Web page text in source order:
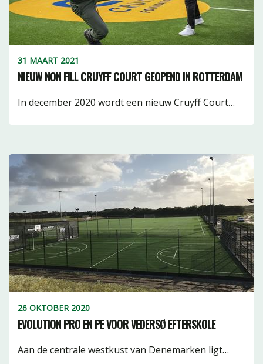
31 MAART 2021
NIEUW NON FILL CRUYFF COURT GEOPEND IN ROTTERDAM
In december 2020 wordt een nieuw Cruyff Court…
26 OKTOBER 2020
EVOLUTION PRO EN PE VOOR VEDERSØ EFTERSKOLE
Aan de centrale westkust van Denemarken ligt…